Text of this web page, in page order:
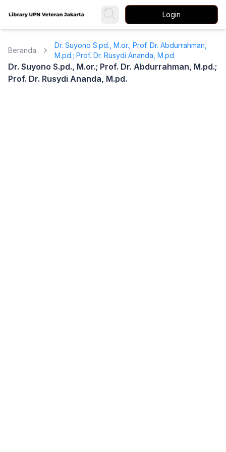
Login
Beranda
Dr. Suyono S.pd., M.or.; Prof. Dr. Abdurrahman,
M.pd.; Prof. Dr. Rusydi Ananda, M.pd.
Dr. Suyono S.pd., M.or.; Prof. Dr. Abdurrahman, M.pd.;
Prof. Dr. Rusydi Ananda, M.pd.